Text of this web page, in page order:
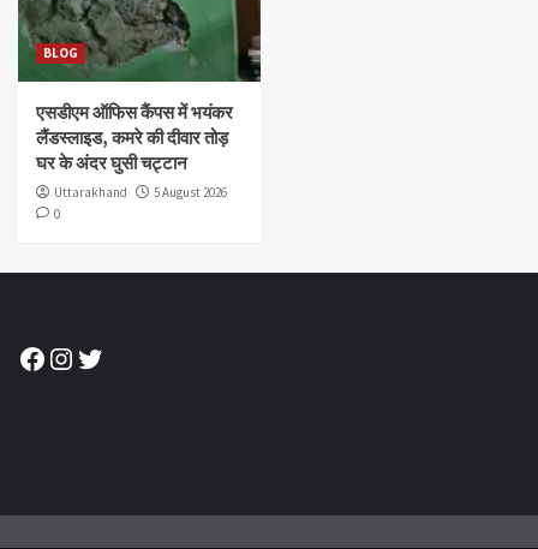
BLOG
एसडीएम ऑफिस कैंपस में भयंकर
लैंडस्लाइड, कमरे की दीवार तोड़
घर के अंदर घुसी चट्टान
Uttarakhand
5 August 2026
0
Facebook
Instagram
Twitter